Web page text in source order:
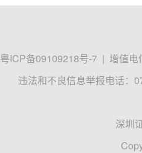
粤ICP备09109218号-7 | 增值电
违法和不良信息举报电话：
深圳